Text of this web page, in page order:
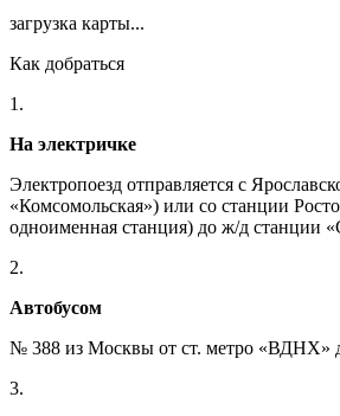
загрузка карты...
Как добраться
1.
На электричке
Электропоезд отправляется с
«Комсомольская») или со станции
одноименная станция) до ж/д станции
2.
Автобусом
№ 388 из Москвы от ст. метро «ВДНХ»
3.